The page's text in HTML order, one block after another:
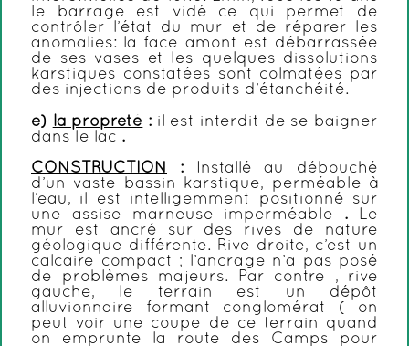
le barrage est vidé ce qui permet de
contrôler l’état du mur et de réparer les
anomalies: la face amont est débarrassée
de ses vases et les quelques dissolutions
karstiques constatées sont colmatées par
des injections de produits d’étanchéité.
e) la propreté : il est interdit de se baigner
dans le lac .
CONSTRUCTION :
Installé au débouché
d’un vaste bassin karstique, perméable à
l’eau, il est intelligemment positionné sur
une assise marneuse imperméable . Le
mur est ancré sur des rives de nature
géologique différente. Rive droite, c’est un
calcaire compact ; l’ancrage n’a pas posé
de problèmes majeurs. Par contre , rive
gauche, le terrain est un dépôt
alluvionnaire formant conglomérat ( on
peut voir une coupe de ce terrain quand
on emprunte la route des Camps pour